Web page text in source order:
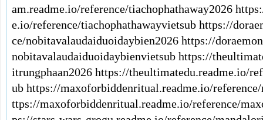
am.readme.io/reference/tiachophathaway2026
e.io/reference/tiachophathawayvietsub https://
ce/nobitavalaudaiduoidaybien2026 https://
nobitavalaudaiduoidaybienvietsub https://
itrungphaan2026 https://theultimatedu.readme.io/
ub https://maxoforbiddenritual.readme.io/
ttps://maxoforbiddenritual.readme.io/reference/